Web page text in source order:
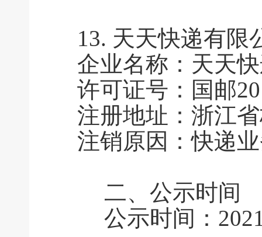
13. 天天快递有限
企业名称：天天
许可证号：国邮
注册地址：浙江
注销原因：快递
二、公示时间
公示时间：2021